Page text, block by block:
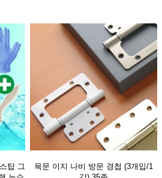
탑 그
목문 이지 나비 방문 경첩 (3개입/1